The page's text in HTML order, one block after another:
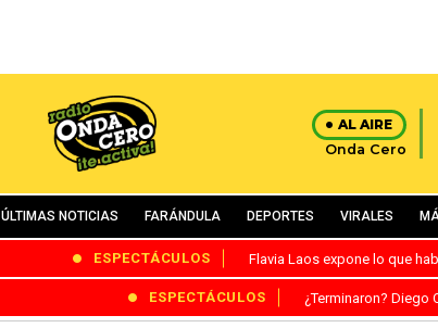
AL AIRE
Onda Cero
ÚLTIMAS NOTICIAS FARÁNDULA DEPORTES VIRALES
ESPECTÁCULOS Flavia Laos expone lo que
ESPECTÁCULOS ¿Terminaron? Diego